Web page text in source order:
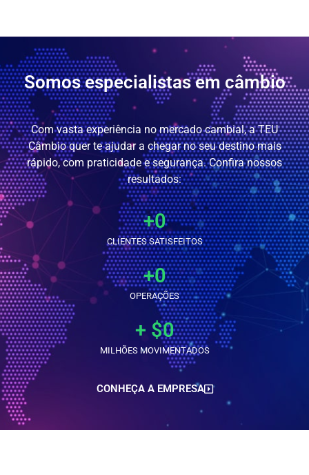
Somos especialistas em câmbio
Com vasta experiência no mercado cambial, a TEU
Câmbio quer te ajudar a chegar no seu destino mais
rápido, com praticidade e segurança. Confira nossos
resultados:
CLIENTES SATISFEITOS
+0
OPERAÇÕES
+0
MILHÕES MOVIMENTADOS
+ $0
CONHEÇA A EMPRESA